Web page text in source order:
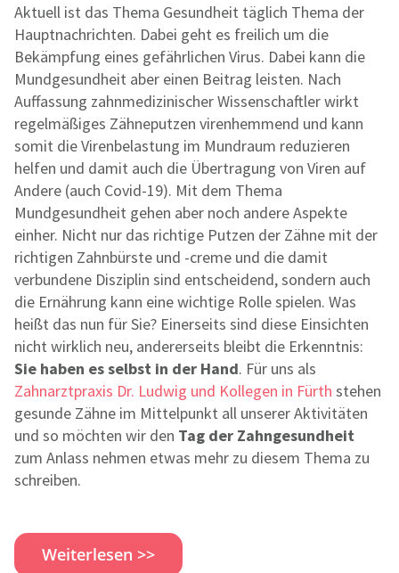
Aktuell ist das Thema Gesundheit täglich Thema der
Hauptnachrichten. Dabei geht es freilich um die
Bekämpfung eines gefährlichen Virus. Dabei kann die
Mundgesundheit aber einen Beitrag leisten. Nach
Auffassung zahnmedizinischer Wissenschaftler wirkt
regelmäßiges Zähneputzen virenhemmend und kann
somit die Virenbelastung im Mundraum reduzieren
helfen und damit auch die Übertragung von Viren auf
Andere (auch Covid-19). Mit dem Thema
Mundgesundheit gehen aber noch andere Aspekte
einher. Nicht nur das richtige Putzen der Zähne mit der
richtigen Zahnbürste und -creme und die damit
verbundene Disziplin sind entscheidend, sondern auch
die Ernährung kann eine wichtige Rolle spielen. Was
heißt das nun für Sie? Einerseits sind diese Einsichten
nicht wirklich neu, andererseits bleibt die Erkenntnis:
Sie haben es selbst in der Hand. Für uns als
Zahnarztpraxis Dr. Ludwig und Kollegen in Fürth stehen
gesunde Zähne im Mittelpunkt all unserer Aktivitäten
und so möchten wir den Tag der Zahngesundheit
zum Anlass nehmen etwas mehr zu diesem Thema zu
schreiben.
Weiterlesen >>